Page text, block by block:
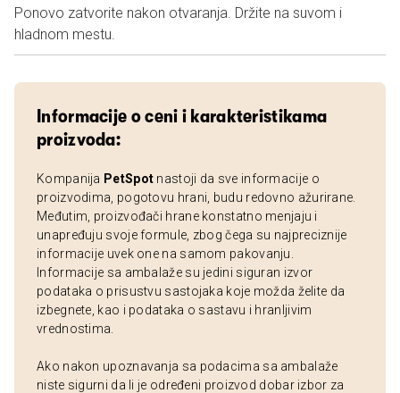
Ponovo zatvorite nakon otvaranja. Držite na suvom i
hladnom mestu.
Informacije o ceni i karakteristikama
proizvoda:
Kompanija PetSpot nastoji da sve informacije o
proizvodima, pogotovu hrani, budu redovno ažurirane.
Međutim, proizvođači hrane konstatno menjaju i
unapređuju svoje formule, zbog čega su najpreciznije
informacije uvek one na samom pakovanju.
Informacije sa ambalaže su jedini siguran izvor
podataka o prisustvu sastojaka koje možda želite da
izbegnete, kao i podataka o sastavu i hranljivim
vrednostima.
Ako nakon upoznavanja sa podacima sa ambalaže
niste sigurni da li je određeni proizvod dobar izbor za